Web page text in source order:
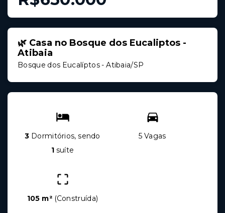
🌿 Casa no Bosque dos Eucaliptos -
Atibaia
Bosque dos Eucalíptos - Atibaia/SP
3 Dormitórios, sendo
1 suíte
5 Vagas
105 m² (Construída)